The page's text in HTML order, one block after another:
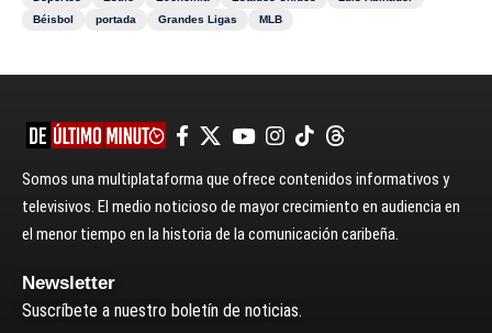
Béisbol
portada Grandes Ligas MLB
Somos una multiplataforma que ofrece contenidos informativos y
televisivos. El medio noticioso de mayor crecimiento en audiencia en
el menor tiempo en la historia de la comunicación caribeña.
Newsletter
Suscríbete a nuestro boletín de noticias.